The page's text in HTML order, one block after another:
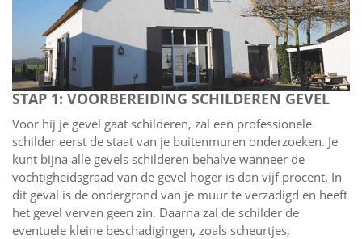
STAP 1: VOORBEREIDING SCHILDEREN GEVEL
Voor hij je gevel gaat schilderen, zal een professionele
schilder eerst de staat van je buitenmuren onderzoeken. Je
kunt bijna alle gevels schilderen behalve wanneer de
vochtigheidsgraad van de gevel hoger is dan vijf procent. In
dit geval is de ondergrond van je muur te verzadigd en heeft
het gevel verven geen zin. Daarna zal de schilder de
eventuele kleine beschadigingen, zoals scheurtjes,